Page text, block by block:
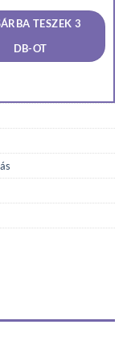
was:
1
070 Ft.
is:
017
TESZEK 3
DB-OT